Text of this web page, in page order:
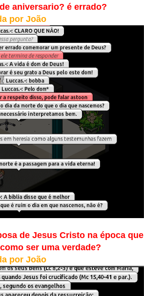
aniversario? é errado?
por João
de Jesus Cristo na época que
ser uma verdade?
por João